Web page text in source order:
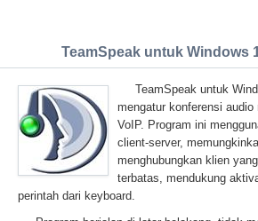
TeamSpeak untuk Windows
TeamSpeak untuk
mengatur konferensi
VoIP. Program ini
client-server,
menghubungkan klien
terbatas, mendukung
perintah dari keyboard.